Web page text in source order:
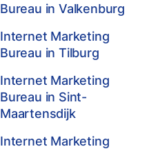
Bureau in Valkenburg
Internet Marketing
Bureau in Tilburg
Internet Marketing
Bureau in Sint-
Maartensdijk
Internet Marketing